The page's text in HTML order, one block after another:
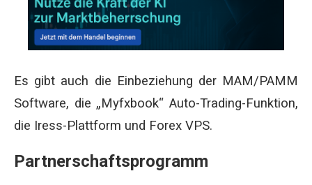
Es gibt auch die Einbeziehung der MAM/PAMM
Software, die „Myfxbook“ Auto-Trading-Funktion,
die Iress-Plattform und Forex VPS.
Partnerschaftsprogramm